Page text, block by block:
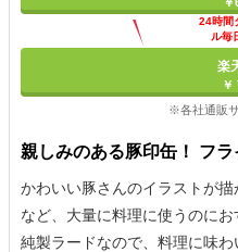
24時間
ル毎
楽
￥
※各社通販
親しみのある豚印缶！ フ
かわいい豚さんのイラストが
など、大量に料理に使うのに
純製ラードなので、料理に味わ